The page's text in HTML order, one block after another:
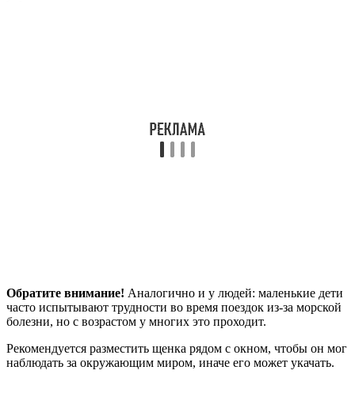
Обратите внимание! Аналогично и у людей: маленькие дети
часто испытывают трудности во время поездок из-за морской
болезни, но с возрастом у многих это проходит.
Рекомендуется разместить щенка рядом с окном, чтобы он мог
наблюдать за окружающим миром, иначе его может укачать.